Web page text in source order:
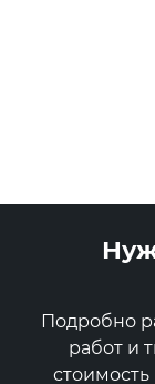
Подробно
работ и